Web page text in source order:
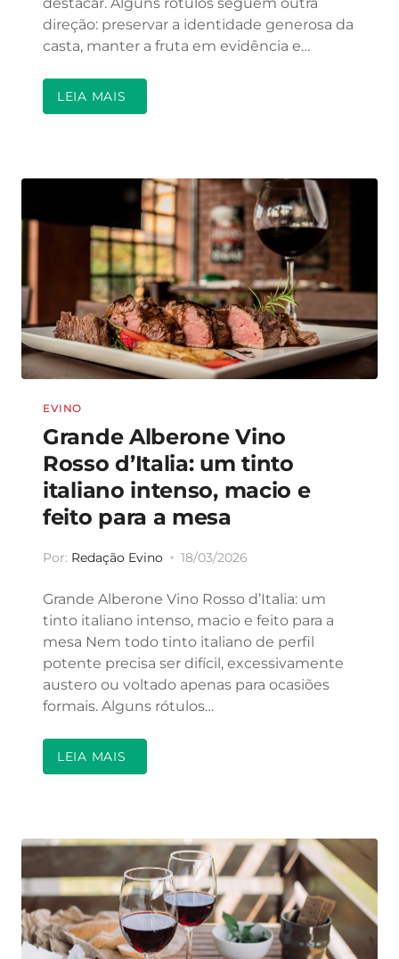
direção: preservar a identidade generosa da
casta, manter a fruta em evidência e…
LEIA MAIS
EVINO
Grande Alberone Vino
Rosso d’Italia: um tinto
italiano intenso, macio e
feito para a mesa
Por: Redação Evino 18/03/2026
Grande Alberone Vino Rosso d’Italia: um
tinto italiano intenso, macio e feito para a
mesa Nem todo tinto italiano de perfil
potente precisa ser difícil, excessivamente
austero ou voltado apenas para ocasiões
formais. Alguns rótulos…
LEIA MAIS